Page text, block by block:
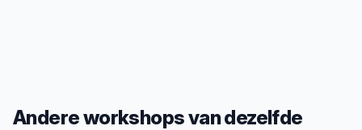
Andere workshops van dezelfde